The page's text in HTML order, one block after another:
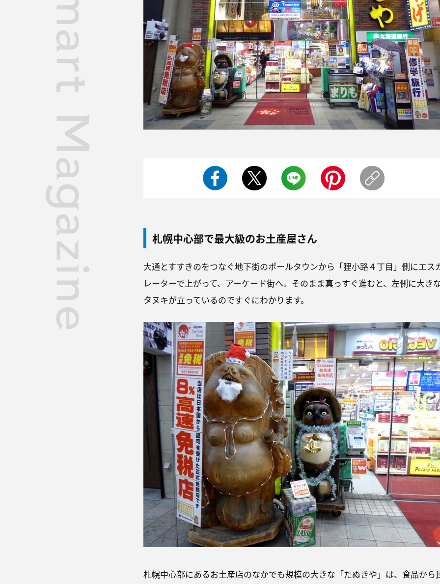
札幌中心部で最大級のお土産屋さん
大通とすすきのをつなぐ地下街のポールタウンから「狸小路４丁目」側にエス
レーターで上がって、アーケード街へ。そのまま真っすぐ進むと、左側に大き
タヌキが立っているのですぐにわかります。
札幌中心部にあるお土産店のなかでも規模の大きな「たぬきや」は、食品から